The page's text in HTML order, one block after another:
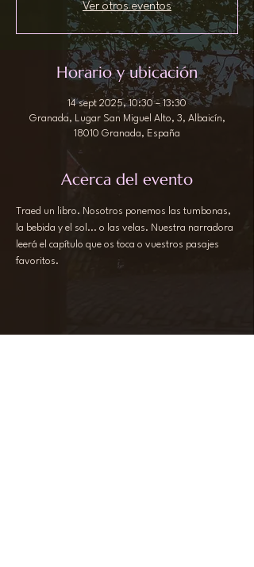
Ver otros eventos
Horario y ubicación
14 sept 2025, 10:30 – 13:30
Granada, Lugar San Miguel Alto, 3, Albaicín,
18010 Granada, España
Acerca del evento
Traed un libro. Nosotros ponemos las tumbonas,
la bebida y el sol... o las velas. Nuestra narradora
leerá el capítulo que os toca o vuestros pasajes
favoritos.